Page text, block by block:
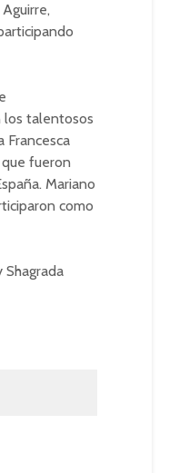
los talentosos
Francesca
fueron
Mariano
como
Shagrada